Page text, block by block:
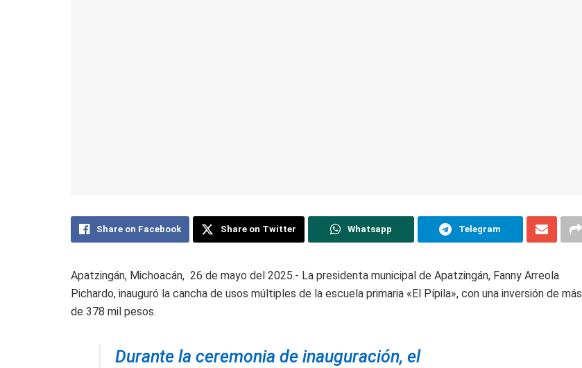
Share on Facebook Share on Twitter Whatsapp Telegram
Apatzingán, Michoacán, 26 de mayo del 2025.- La presidenta municipal de Apatzingán, Fanny Arreola
Pichardo, inauguró la cancha de usos múltiples de la escuela primaria «El Pípila», con una inversión de más
de 378 mil pesos.
Durante la ceremonia de inauguración, el